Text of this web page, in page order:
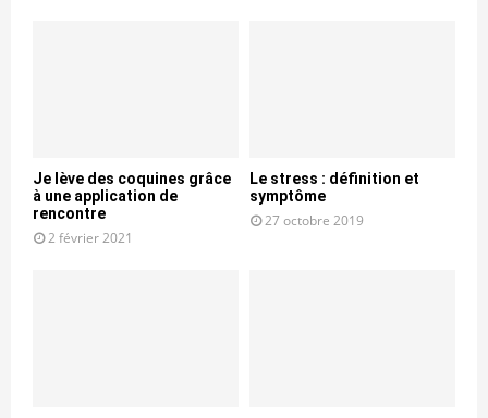
Je lève des coquines grâce
à une application de
rencontre
2 février 2021
Le stress : définition et
symptôme
27 octobre 2019